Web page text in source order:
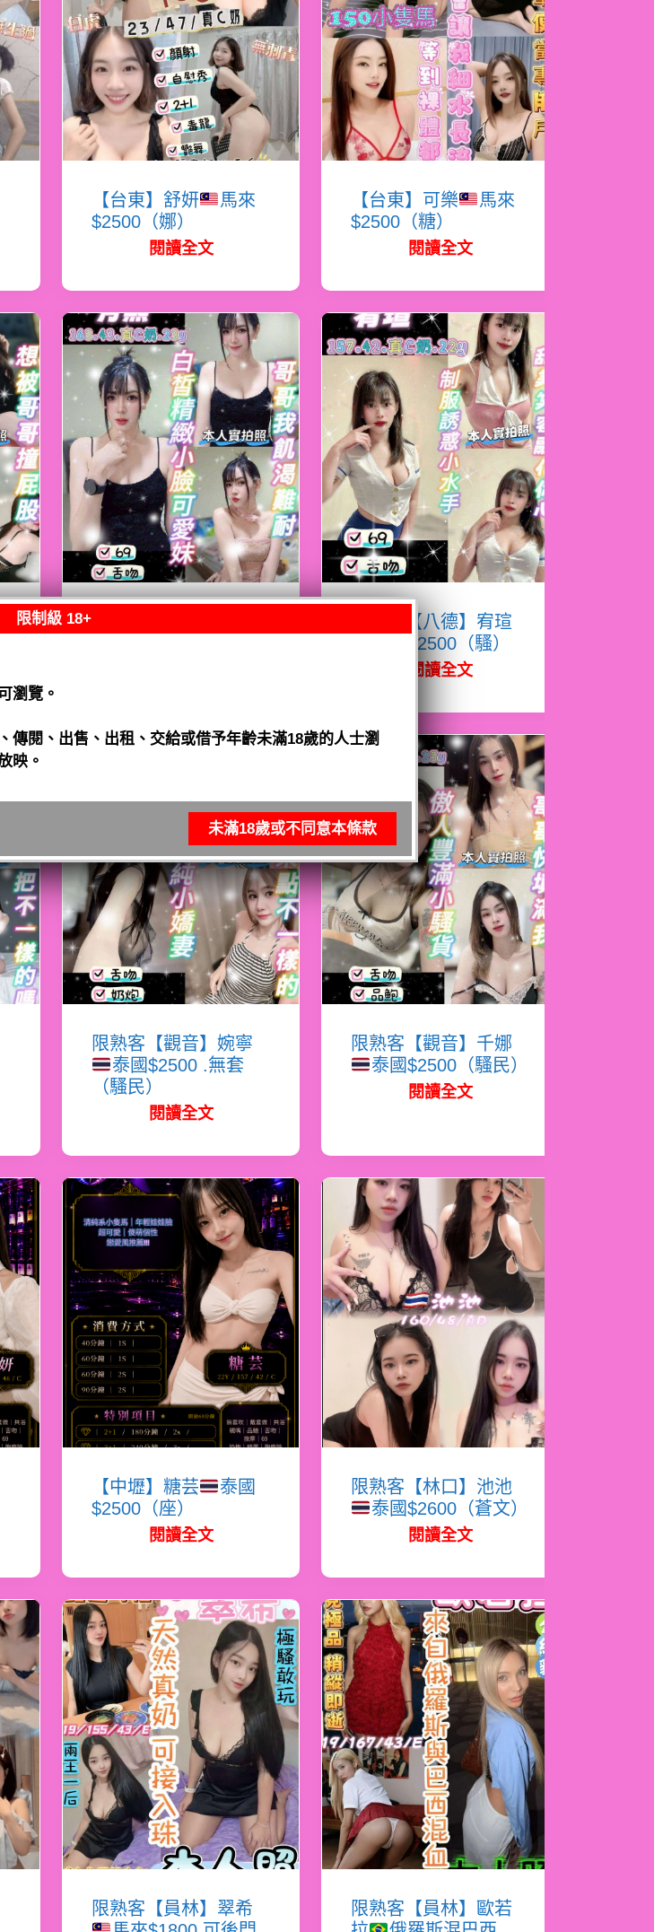
【台東】舒妍
馬來
$2500（娜）
閱讀全文
【台東】可樂
馬來
$2500（糖）
閱讀全文
限熟客【八德】宥瑄
泰國$2500（騷）
閱讀全文
限熟客【觀音】婉寧
泰國$2500 .無套
（騷民）
閱讀全文
限熟客【觀音】千娜
泰國$2500（騷民）
閱讀全文
【中壢】糖芸
泰國
$2500（座）
閱讀全文
限熟客【林口】池池
泰國$2600（蒼文）
閱讀全文
限熟客【員林】翠希
限熟客【員林】歐若
限制級 18+
瀏覽。
傳閱、出售、出租、交給或借予年齡未滿18歲的人士瀏
映。
未滿18歲或不同意本條款